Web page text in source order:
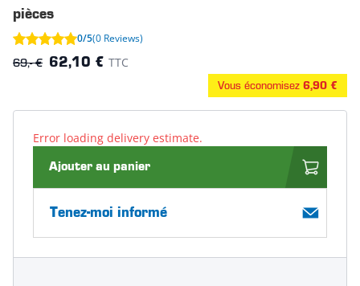
pièces
0/5(0 Reviews)
69,- € 62,10 € TTC
Vous économisez 6,90 €
Error loading delivery estimate.
Ajouter au panier
Tenez-moi informé